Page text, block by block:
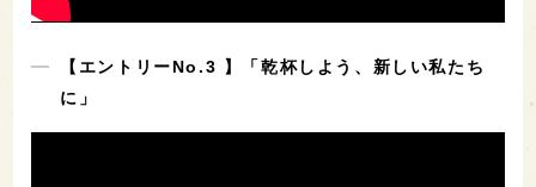
【エントリーNo.3 】「乾杯しよう、新しい私たち
に」